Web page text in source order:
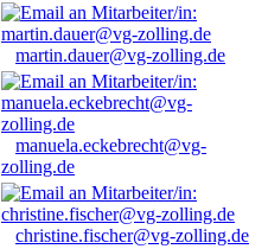
martin.dauer@vg-zolling.de
manuela.eckebrecht@vg-
zolling.de
christine.fischer@vg-zolling.de